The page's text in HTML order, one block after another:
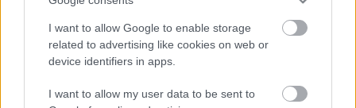
I want to allow Google to enable storage
related to advertising like cookies on web or
device identifiers in apps.
I want to allow my user data to be sent to
mondanom, tévednem nem lenne jó, mert nagyon
érzékeny ember, művész, ami még nem akkora baj,…